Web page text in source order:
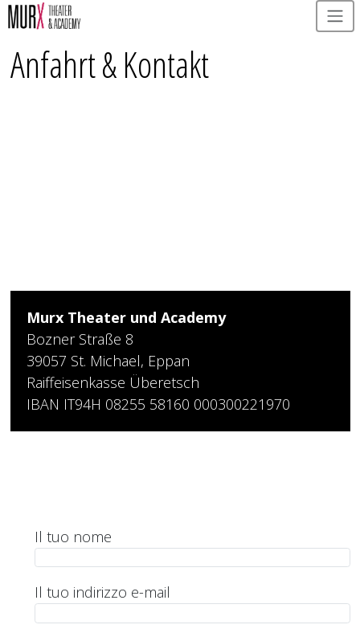
Salta al contenuto principale
Anfahrt & Kontakt
Murx Theater und Academy
Bozner Straße 8
39057 St. Michael, Eppan
Raiffeisenkasse Überetsch
IBAN IT94H 08255 58160 000300221970
Il tuo nome
Il tuo indirizzo e-mail